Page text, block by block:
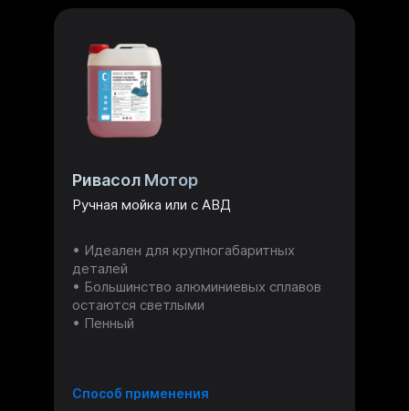
Ривасол Мотор
Ручная мойка или с АВД
Идеален для крупногабаритных
деталей
Большинство алюминиевых сплавов
остаются светлыми
Пенный
Способ применения